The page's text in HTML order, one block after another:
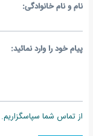
نام و نام خانوادگی:
پيام خود را وارد نمائيد:
از تماس شما سپاسگزاريم.